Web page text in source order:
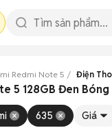
Redmi Note 5 Điện
5 128GB Đen Bóng
635 Giá